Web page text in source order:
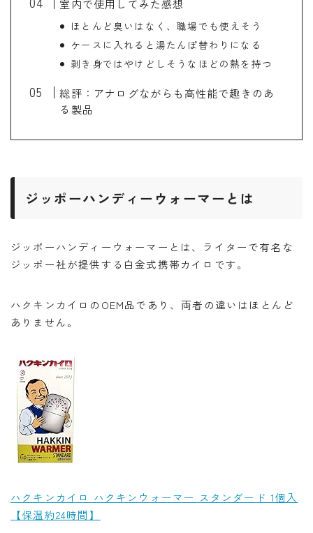
北海道ツーリング 商品レビュー
夜走り ナイトツーリング 大学生 整備
楽天マガジン 知多半島 車中泊 高速道路
室内で使用してみた感想
ほとんど臭いはなく、職場でも使えそう
ケースに入れると湯たんぽ替わりになる
剥き身ではやけどしそうなほどの熱を持つ
総評：アナログながらも高性能で趣きのあ
る製品
ジッポーハンディーウォーマーとは
ジッポーハンディーウォーマーとは、ライターで有名な
ジッポー社が提供する白金式携帯カイロです。
ハクキンカイロのOEM品であり、両者の違いはほとんど
ありません。
ハクキンカイロ ハクキンウォーマー スタンダード 1個入
【保温約24時間】